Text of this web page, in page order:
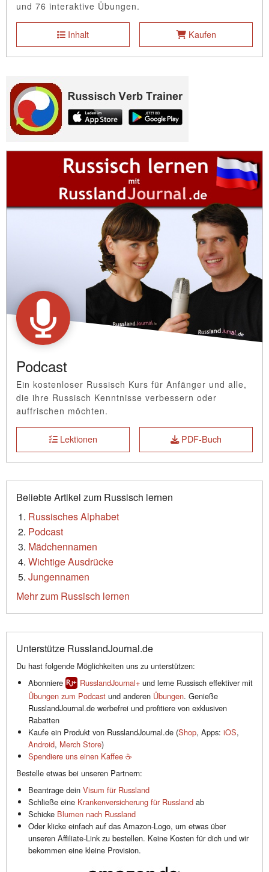
und 76 interaktive Übungen.
Inhalt Kaufen
Podcast
Ein kostenloser Russisch Kurs für Anfänger und alle,
die ihre Russisch Kenntnisse verbessern oder
auffrischen möchten.
Lektionen PDF-Buch
Beliebte Artikel zum Russisch lernen
Russisches Alphabet
Podcast
Mädchennamen
Wichtige Ausdrücke
Jungennamen
Mehr zum Russisch lernen
Unterstütze RusslandJournal.de
Du hast folgende Möglichkeiten uns zu unterstützen:
Abonniere
RusslandJournal+ und lerne Russisch effektiver mit
Übungen zum Podcast und anderen Übungen. Genieße
RusslandJournal.de werbefrei und profitiere von exklusiven
Rabatten
Kaufe ein Produkt von RusslandJournal.de (Shop, Apps: iOS,
Android, Merch Store)
Spendiere uns einen Kaffee ☕️
Bestelle etwas bei unseren Partnern:
Beantrage dein Visum für Russland
Schließe eine Krankenversicherung für Russland ab
Schicke Blumen nach Russland
Oder klicke einfach auf das Amazon-Logo, um etwas über
unseren Affiliate-Link zu bestellen. Keine Kosten für dich und wir
bekommen eine kleine Provision.